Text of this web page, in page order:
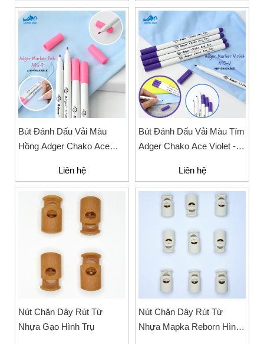
Bút Đánh Dấu Vải Màu
Hồng Adger Chako Ace
Liên hệ
Bút Đánh Dấu Vải Màu Tím
Adger Chako Ace Violet -
Liên hệ
Nút Chặn Dây Rút Từ
Nhựa Gạo Hình Trụ
Nút Chặn Dây Rút Từ
Nhựa Mapka Reborn Hình